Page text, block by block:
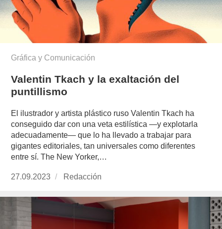
Gráfica y Comunicación
Valentin Tkach y la exaltación del
puntillismo
El ilustrador y artista plástico ruso Valentin Tkach ha
conseguido dar con una veta estilística —y explotarla
adecuadamente— que lo ha llevado a trabajar para
gigantes editoriales, tan universales como diferentes
entre sí. The New Yorker,…
Publicado
27.09.2023 https://www.experimenta.es/author/redaccion/
Redacción